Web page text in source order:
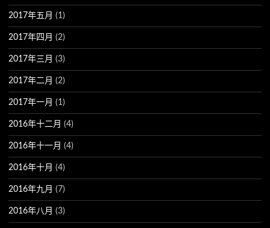
2017年五月 (1)
2017年四月 (2)
2017年三月 (3)
2017年二月 (2)
2017年一月 (1)
2016年十二月 (4)
2016年十一月 (4)
2016年十月 (4)
2016年九月 (7)
2016年八月 (3)